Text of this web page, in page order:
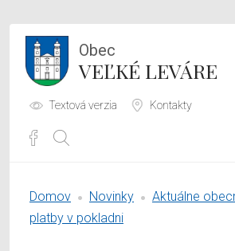
Obec
VEĽKÉ LEVÁRE
Textová verzia Kontakty
Samospráva
Domov Novinky
Aktuálne
platby v pokladni